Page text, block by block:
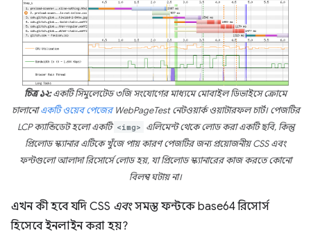
চিত্র ১২:একটি সিমুলেটেড ৩জি সংযোগের মাধ্যমে মোবাইল ডিভাইসে ক্রোমে
চালানোএকটি ওয়েব পেজেরWebPageTest নেটওয়ার্ক ওয়াটারফল চার্ট। পেজটির
LCP ক্যান্ডিডেট হলো একটি <img> এলিমেন্ট থেকে লোড করা একটি ছবি, কিন্তু
প্রিলোড স্ক্যানার এটিকে খুঁজে পায় কারণ পেজটির জন্য প্রয়োজনীয় CSS এবং
ফন্টগুলো আলাদা রিসোর্সে লোড হয়, যা প্রিলোড স্ক্যানারের কাজ করতে কোনো
বিলম্ব ঘটায় না।
এখন কী হবে যদি CSS এবংসমস্ত ফন্টকে base64 রিসোর্স
হিসেবে ইনলাইন করা হয়?